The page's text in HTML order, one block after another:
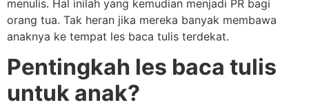
menulis. Hal inilah yang kemudian menjadi PR bagi
orang tua. Tak heran jika mereka banyak membawa
anaknya ke tempat les baca tulis terdekat.
Pentingkah les baca tulis
untuk anak?